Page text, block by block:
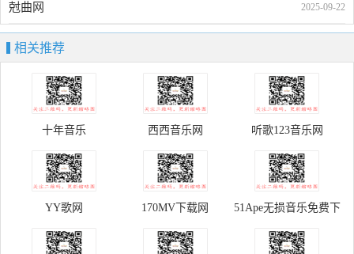
2025-09-22
尅曲网
相关推荐
十年音乐 西西音乐网 听歌123音乐网
YY歌网 170MV下载网 51Ape无损音乐免费下
载